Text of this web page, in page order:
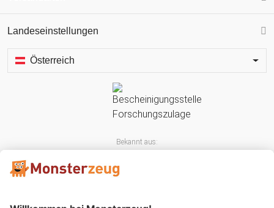
Landeseinstellungen
Österreich
Bekannt aus: